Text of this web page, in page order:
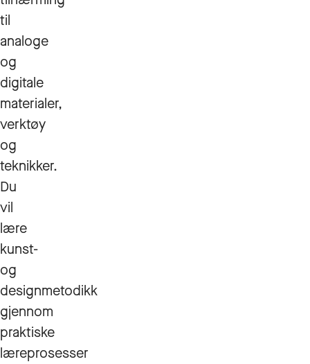
til
analoge
og
digitale
materialer,
verktøy
og
teknikker.
Du
vil
lære
kunst-
og
designmetodikk
gjennom
praktiske
læreprosesser